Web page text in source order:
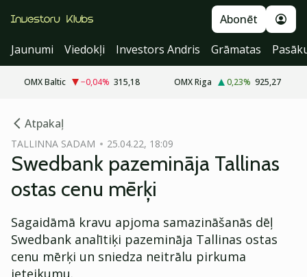
Abonēt
Jaunumi
Viedokļi Investors Andris Grāmatas
OMX Baltic −0,04% 315,18 OMX Riga 0,23% 925,27
Atpakaļ
TALLINNA SADAM 25.04.22, 18:09
Swedbank pazemināja Tallinas
ostas cenu mērķi
Sagaidāmā kravu apjoma samazināšanās dēļ
Swedbank analītiķi pazemināja Tallinas ostas
cenu mērķi un sniedza neitrālu pirkuma
ieteikumu.